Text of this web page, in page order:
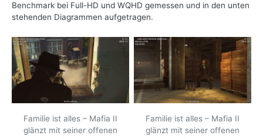
Benchmark bei Full-HD und WQHD gemessen und in den unten
stehenden Diagrammen aufgetragen.
Familie ist alles – Mafia II
glänzt mit seiner offenen
Familie ist alles – Mafia II
glänzt mit seiner offenen